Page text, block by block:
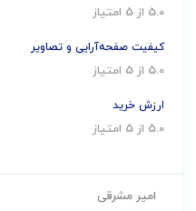
5.0 از 5 امتیاز
کیفیت صفحه‌آرایی و تصاویر
5.0 از 5 امتیاز
ارزش خرید
5.0 از 5 امتیاز
امیر مشرقی